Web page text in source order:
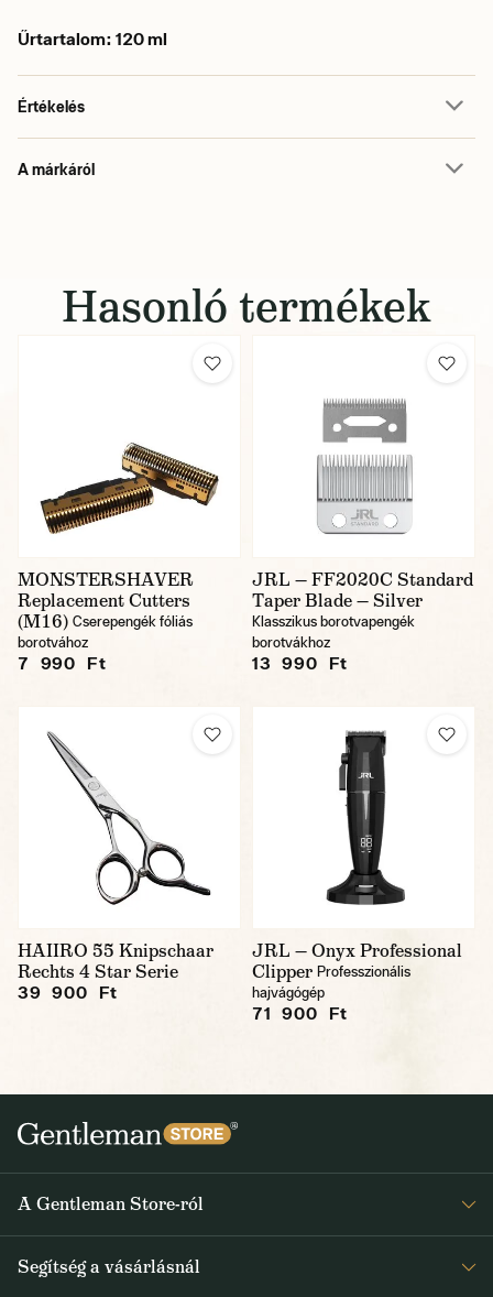
Űrtartalom: 120 ml
Értékelés
A márkáról
Hasonló termékek
MONSTERSHAVER
Replacement Cutters
(M16) Cserepengék fóliás
borotvához
7 990 Ft
JRL — FF2020C Standard
Taper Blade — Silver
Klasszikus borotvapengék
borotvákhoz
13 990 Ft
HAIIRO 55 Knipschaar
Rechts 4 Star Serie
39 900 Ft
JRL — Onyx Professional
Clipper Professzionális
hajvágógép
71 900 Ft
A Gentleman Store-ról
Rólunk
Segítség a vásárlásnál